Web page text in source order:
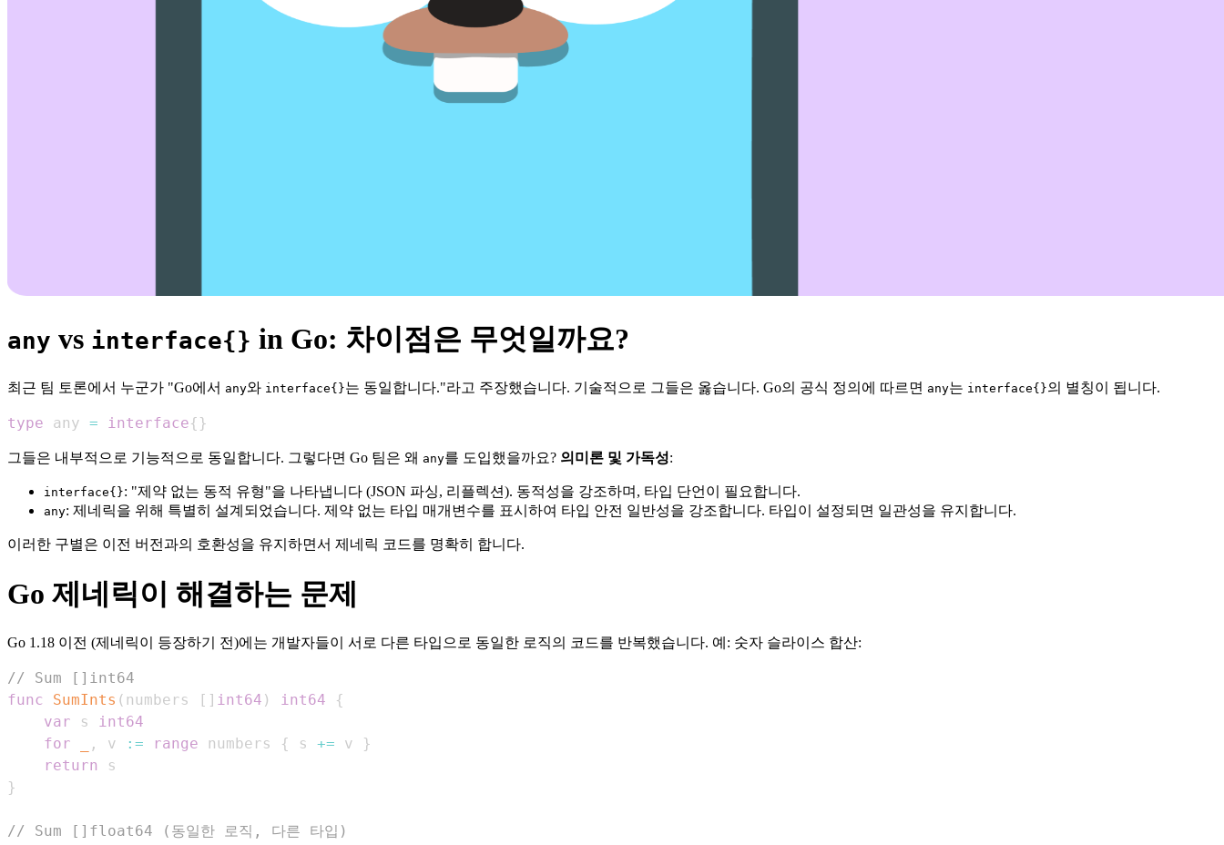
any vs interface{} in Go: 차이점은 무엇일까요?
최근 팀 토론에서 누군가 "Go에서 any와 interface{}는 동일합니다."라고 주장했습니다. 기술적으로 그들은 옳습니다. Go의 공식 정의에 따르면 any는 interface{}의 별칭이 됩니다.
type any = interface{ }
그들은 내부적으로 기능적으로 동일합니다. 그렇다면 Go 팀은 왜 any를 도입했을까요? 의미론 및 가독성:
interface{}: "제약 없는 동적 유형"을 나타냅니다 (JSON 파싱, 리플렉션). 동적성을 강조하며, 타입 단언이 필요합니다.
any: 제네릭을 위해 특별히 설계되었습니다. 제약 없는 타입 매개변수를 표시하여 타입 안전 일반성을 강조합니다. 타입이 설정되면 일관성을 유지합니다.
이러한 구별은 이전 버전과의 호환성을 유지하면서 제네릭 코드를 명확히 합니다.
Go 제네릭이 해결하는 문제
Go 1.18 이전 (제네릭이 등장하기 전)에는 개발자들이 서로 다른 타입으로 동일한 로직의 코드를 반복했습니다. 예: 숫자 슬라이스 합산:
// Sum []int64
func
SumInts ( numbers [ ] int64 ) int64
{
var s int64
for
, v := range numbers { s += v
}
return
}
// Sum []float64 (동일한 로직, 다른 타입)